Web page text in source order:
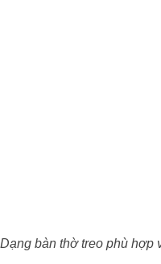
Dạng bàn thờ treo phù hợp